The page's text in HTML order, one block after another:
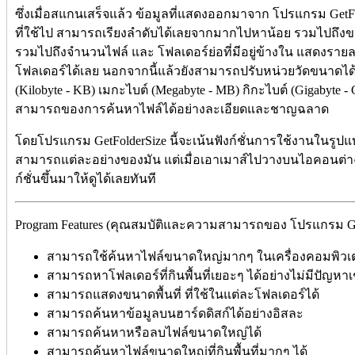
ซึ่งเมื่อสแกนเสร็จแล้ว ข้อมูลที่แสดงออกมาจาก โปรแกรม
ที่ใช้ไป สามารถเรียงลำดับได้เลยจากมากไปหาน้อย รวมไปถึ
รวมไปถึงจำนวนไฟล์ และ โฟลเดอร์ย่อที่มีอยู่ข้างใน แสดงรา
โฟลเดอร์ได้เลย นอกจากนี้แล้วยังสามารถปรับหน่วยวัดขนาดไ
(Kilobyte - KB) เมกะไบต์ (Megabyte - MB) กิกะไบต์
สามารถของการค้นหาไฟล์ได้อย่างละเอียดและชาญฉลาด
โดยโปรแกรม GetFolderSize นี้จะเน้นฟังก์ชั่นการใช้งานใน
สามารถแต่ละอย่างของมัน แต่เมื่อเอาเมาส์ไปวางบนไอคอนต่
ก์ชั่นขึ้นมาให้ดูได้เลยทันที
Program Features (คุณสมบัติและความสามารถของ โปรแกรม
สามารถใช้ค้นหาไฟล์ขนาดใหญ่มากๆ ในเครื่องคอมพิว
สามารถหาโฟลเดอร์ที่กินพื้นที่เยอะๆ ได้อย่างไม่มีปัญหา
สามารถแสดงขนาดพื้นที่ ที่ใช้ในแต่ละโฟลเดอร์ได้
สามารถค้นหาข้อมูลบนฮาร์ดดิสก์ได้อย่างอิสละ
สามารถค้นหาหรือลบไฟล์ขนาดใหญ่ได้
สามารถค้นหาไฟล์ขนาดใหญ่ที่กินพื้นที่มากๆ ได้